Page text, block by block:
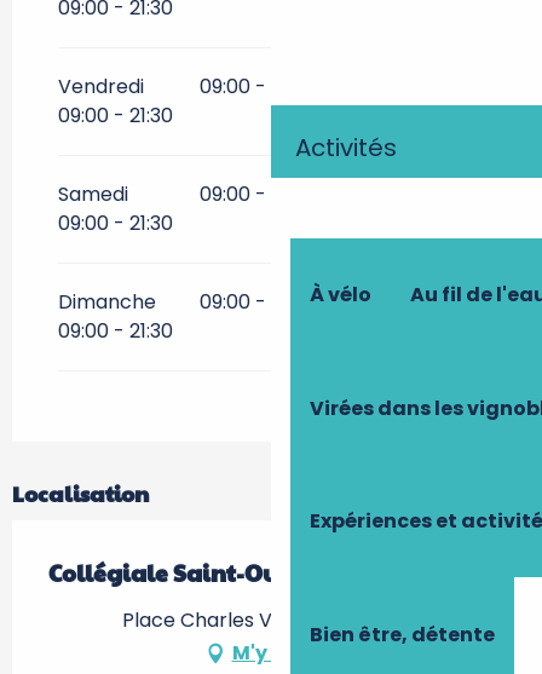
Activités
À vélo Au fil de
Virées dans les
Expériences et
Bien être, détente
09:00 - 21:30
Vendredi 09:00 - 21:30
09:00 - 21:30
Samedi 09:00 - 21:30
09:00 - 21:30
Dimanche 09:00 - 21:30
09:00 - 21:30
09:00 - 21:30
Localisation
Collégiale Saint-Ours
Place Charles VII, 37600 Loches
M'y rendre